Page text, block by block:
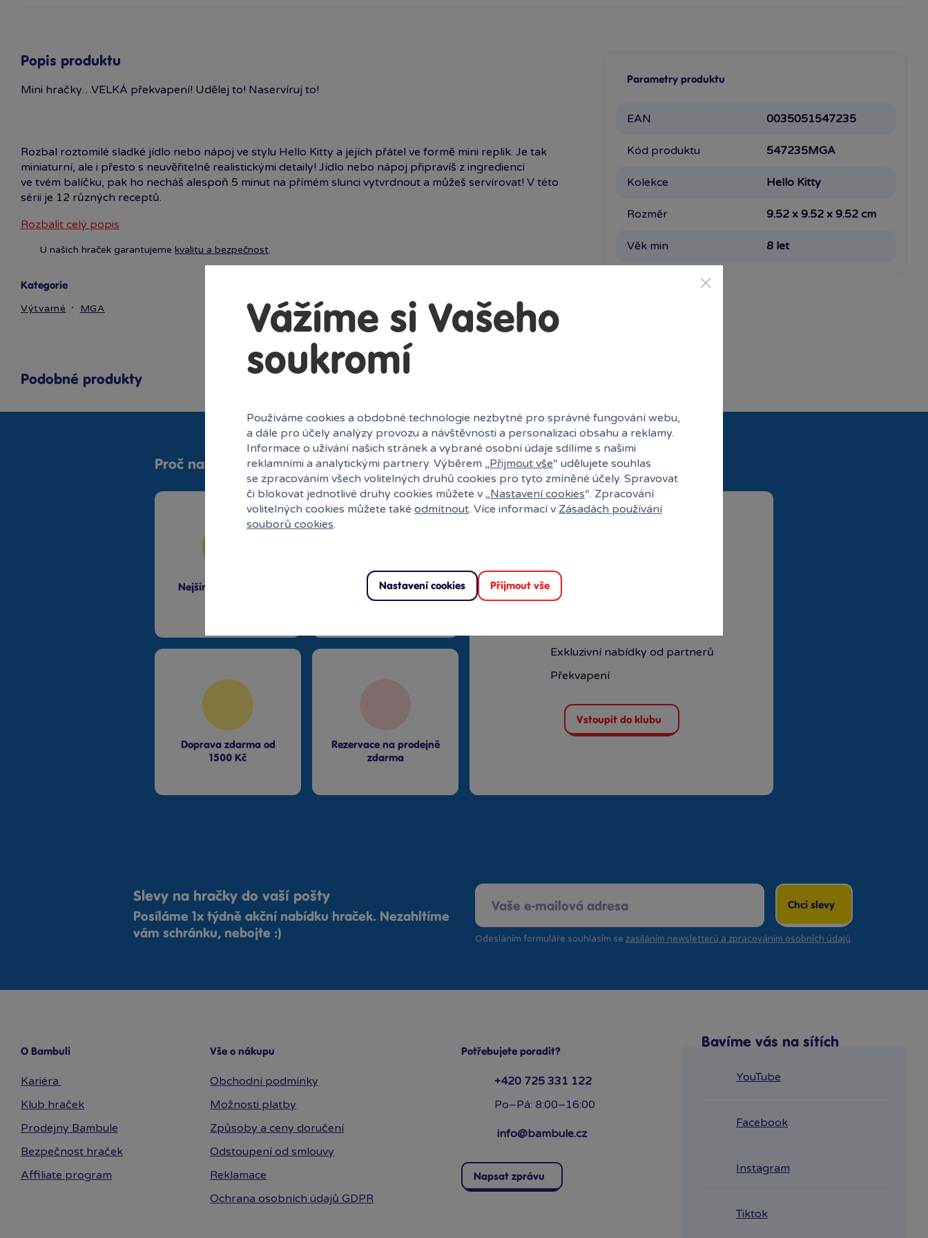
Popis produktu
Mini hračky…VELKÁ překvapení! Udělej to! Naservíruj to!
Rozbal roztomilé sladké jídlo nebo nápoj ve stylu Hello Kitty a jejích přátel ve formě mini replik. Je tak
miniaturní, ale i přesto s neuvěřitelně realistickými detaily! Jídlo nebo nápoj připravíš z ingrediencí
ve tvém balíčku, pak ho necháš alespoň 5 minut na přímém slunci vytvrdnout a můžeš servírovat! V této
sérii je 12 různých receptů.
Rozbalit celý popis
U našich hraček garantujemekvalitu a bezpečnost.
Kategorie
Výtvarné MGA
Parametry produktu
EAN 0035051547235
Kód produktu 547235MGA
Kolekce Hello Kitty
Rozměr 9.52 x 9.52 x 9.52 cm
Věk min 8 let
Podobné produkty
Proč nakupovat v Bambuli?
Nejširší sortiment na
27 kamenných prodejen
Doprava zdarma od
1500 Kč
Rezervace na prodejně
zdarma
Exkluzivní nabídky od partnerů
Překvapení
Vstoupit do klubu
Slevy na hračky do vaší pošty
Posíláme 1x týdně akční nabídku hraček. Nezahltíme
vám schránku, nebojte :)
Chci slevy
Odesláním formuláře souhlasím se zasíláním newsletterů a zpracováním osobních údajů.
O Bambuli
Kariéra
Klub hraček
Prodejny Bambule
Bezpečnost hraček
Affiliate program
Vše o nákupu
Obchodní podmínky
Možnosti platby
Způsoby a ceny doručení
Odstoupení od smlouvy
Reklamace
Ochrana osobních údajů GDPR
Potřebujete poradit?
+420 725 331 122
Po–Pá: 8:00–16:00
info@bambule.cz
Napsat zprávu
Bavíme vás na sítích
YouTube
Facebook
Instagram
Tiktok
Vážíme si Vašeho
soukromí
Používáme cookies a obdobné technologie nezbytné pro správné fungování webu,
a dále pro účely analýzy provozu a návštěvnosti a personalizaci obsahu a reklamy.
Informace o užívání našich stránek a vybrané osobní údaje sdílíme s našimi
reklamními a analytickými partnery. Výběrem „Přijmout vše“ udělujete souhlas
se zpracováním všech volitelných druhů cookies pro tyto zmíněné účely. Spravovat
či blokovat jednotlivé druhy cookies můžete v „Nastavení cookies“. Zpracování
volitelných cookies můžete také odmítnout. Více informací v Zásadách používání
souborů cookies.
Nastavení cookies Přijmout vše